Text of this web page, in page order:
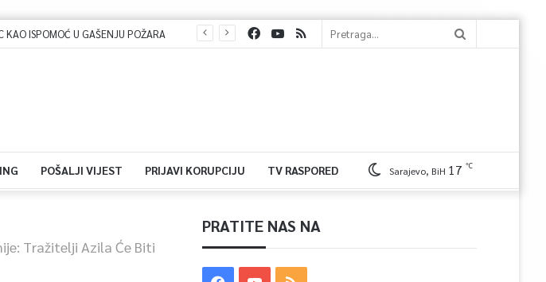
Dova za domovinu i zikir u Ratnoj džamiji: U sklopu manifestacije „Odbrana BiH – Igman 2026“ odana počast herojima
POŠALJI VIJEST PRIJAVI KORUPCIJU TV RASPORED Sarajevo, BiH 17 ℃
Tražitelji Azila Će Biti
PRATITE NAS NA